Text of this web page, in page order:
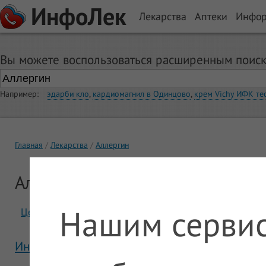
ИнфоЛек Лекарства Аптеки
Вы можете воспользоваться расширенным
Например: эдарби кло, кардиомагнил в Одинцово, крем Vichy ИФК
Главная Лекарства Аллергин
Аллергин
Цены Отзывы
Инструкция Аллергин
Нашим